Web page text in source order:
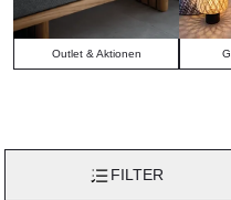
Outlet & Aktionen
FILTER